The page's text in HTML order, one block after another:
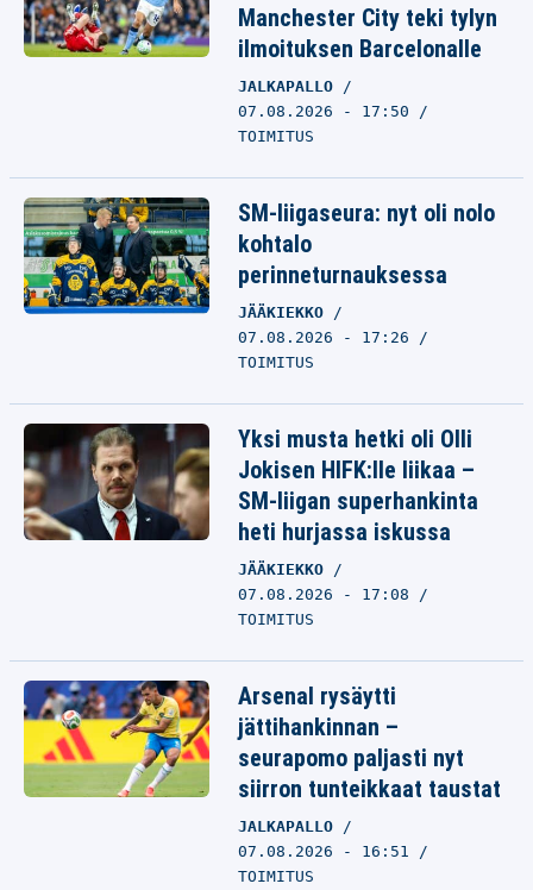
Manchester City teki tylyn
ilmoituksen Barcelonalle
JALKAPALLO
07.08.2026 - 17:50
TOIMITUS
SM-liigaseura: nyt oli nolo
kohtalo
perinneturnauksessa
JÄÄKIEKKO
07.08.2026 - 17:26
TOIMITUS
Yksi musta hetki oli Olli
Jokisen HIFK:lle liikaa –
SM-liigan superhankinta
heti hurjassa iskussa
JÄÄKIEKKO
07.08.2026 - 17:08
TOIMITUS
Arsenal rysäytti
jättihankinnan –
seurapomo paljasti nyt
siirron tunteikkaat taustat
JALKAPALLO
07.08.2026 - 16:51
TOIMITUS